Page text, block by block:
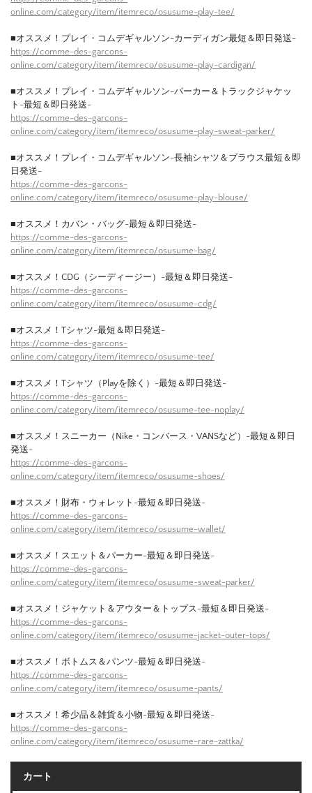
online.com/category/item/itemreco/osusume-play-tee/
■オススメ！プレイ・コムデギャルソン-カーディガン最短＆即日発送-
https://comme-des-garcons-
online.com/category/item/itemreco/osusume-play-cardigan/
■オススメ！プレイ・コムデギャルソン-パーカー＆トラックジャケッ
ト-最短＆即日発送-
https://comme-des-garcons-
online.com/category/item/itemreco/osusume-play-sweat-parker/
■オススメ！プレイ・コムデギャルソン-長袖シャツ＆ブラウス最短＆即
日発送-
https://comme-des-garcons-
online.com/category/item/itemreco/osusume-play-blouse/
■オススメ！カバン・バッグ-最短＆即日発送-
https://comme-des-garcons-
online.com/category/item/itemreco/osusume-bag/
■オススメ！CDG（シーディージー）-最短＆即日発送-
https://comme-des-garcons-
online.com/category/item/itemreco/osusume-cdg/
■オススメ！Tシャツ-最短＆即日発送-
https://comme-des-garcons-
online.com/category/item/itemreco/osusume-tee/
■オススメ！Tシャツ（Playを除く）-最短＆即日発送-
https://comme-des-garcons-
online.com/category/item/itemreco/osusume-tee-noplay/
■オススメ！スニーカー（Nike・コンバース・VANSなど）-最短＆即日
発送-
https://comme-des-garcons-
online.com/category/item/itemreco/osusume-shoes/
■オススメ！財布・ウォレット-最短＆即日発送-
https://comme-des-garcons-
online.com/category/item/itemreco/osusume-wallet/
■オススメ！スエット＆パーカー-最短＆即日発送-
https://comme-des-garcons-
online.com/category/item/itemreco/osusume-sweat-parker/
■オススメ！ジャケット＆アウター＆トップス-最短＆即日発送-
https://comme-des-garcons-
online.com/category/item/itemreco/osusume-jacket-outer-tops/
■オススメ！ボトムス＆パンツ-最短＆即日発送-
https://comme-des-garcons-
online.com/category/item/itemreco/osusume-pants/
■オススメ！希少品＆雑貨＆小物-最短＆即日発送-
https://comme-des-garcons-
online.com/category/item/itemreco/osusume-rare-zattka/
カート